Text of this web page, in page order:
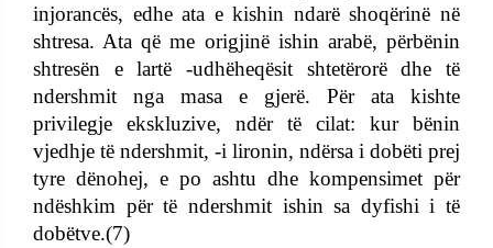
injorancës, edhe ata e kishin ndarë shoqërinë në
shtresa. Ata që me origjinë ishin arabë, përbënin
shtresën e lartë -udhëheqësit shtetërorë dhe të
ndershmit nga masa e gjerë. Për ata kishte
privilegje ekskluzive, ndër të cilat: kur bënin
vjedhje të ndershmit, -i lironin, ndërsa i dobëti prej
tyre dënohej, e po ashtu dhe kompensimet për
ndëshkim për të ndershmit ishin sa dyfishi i të
dobëtve.(7)